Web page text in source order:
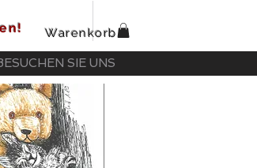
Warenkorb
SIE UNS